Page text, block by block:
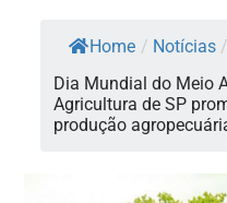
Home / Notícias /
Dia Mundial do Meio
Agricultura de SP
produção